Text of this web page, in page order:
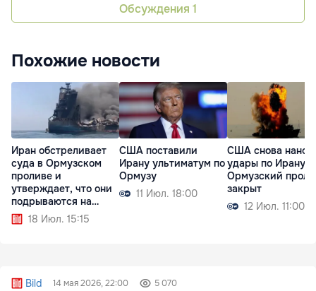
Обсуждения 1
Похожие новости
Иран обстреливает
суда в Ормузском
проливе и
утверждает, что они
подрываются на
минах18 Июл. 15:15
США поставили
Ирану ультиматум по
Ормузу
11 Июл. 18:00
США снова
удары по Ирану:
Ормузский
закрыт
12 Июл. 11:00
Bild 14 мая 2026, 22:00 5 070